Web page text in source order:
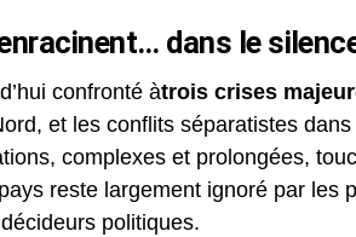
dans le
confronté àtrois crises
et les conflits séparatistes
complexes et prolongées,
reste largement ignoré par les
politiques.